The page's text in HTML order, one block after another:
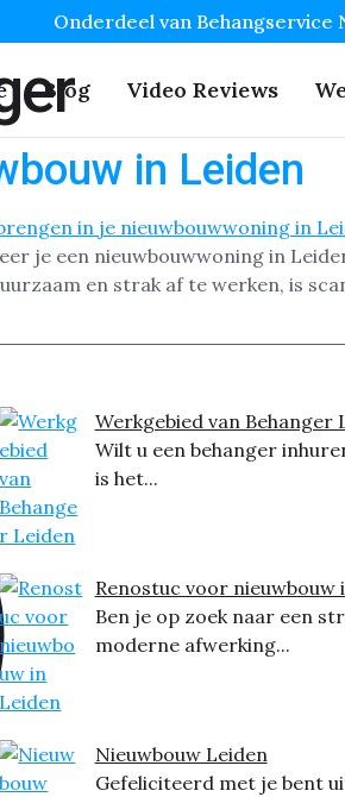
Onderdeel van Behangservice
Blog Video Reviews
in Leiden
je een nieuwbouwwoning in
en strak af te werken, is
Werkgebied van Behanger
Wilt u een behanger
is het...
Renostuc voor nieuwbouw
Ben je op zoek naar een
moderne afwerking...
Nieuwbouw Leiden
Gefeliciteerd met je bent